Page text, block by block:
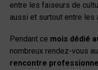
entre les faiseurs de
aussi et surtout entre les
Pendant ce mois dédié
nombreux rendez-vous
rencontre